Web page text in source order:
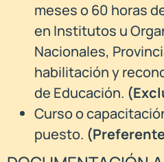
meses o 60 horas
en Institutos u
Nacionales,
habilitación y
de Educación.
Curso o
puesto.